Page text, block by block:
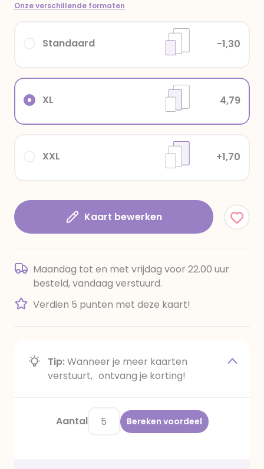
Onze verschillende formaten
XXL +1,70
XL 4,79
Standaard -1,30
Kaart bewerken
Maandag tot en met vrijdag voor 22.00 uur
besteld, vandaag verstuurd.
Verdien 5 punten met deze kaart!
Tip:Wanneer je meer kaarten
verstuurt, ontvang je korting!
Aantal Bereken voordeel